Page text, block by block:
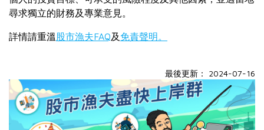
尋求獨立的財務及專業意見。
詳情請重溫 股市漁夫FAQ及 免責聲明。
最後更新： 2024-07-16